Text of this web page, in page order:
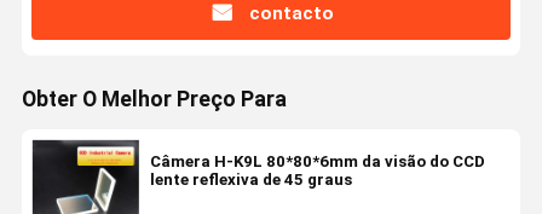
contacto
Obter O Melhor Preço Para
Câmera H-K9L 80*80*6mm da visão do CCD
lente reflexiva de 45 graus